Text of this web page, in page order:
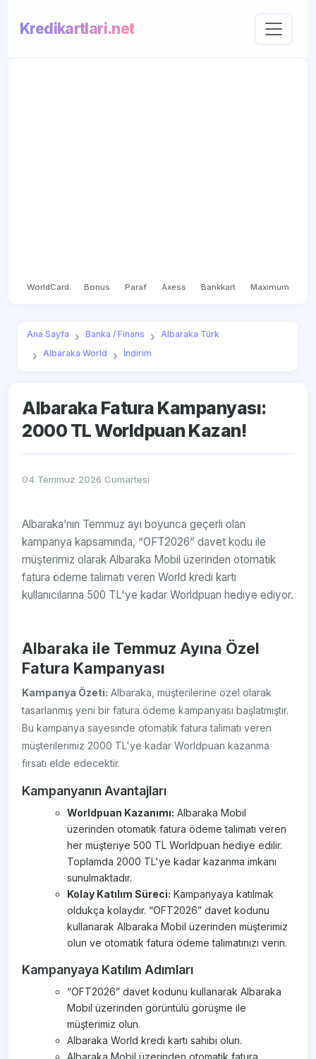
Kredikartlari.net
WorldCard Bonus Paraf Axess Bankkart Maximum
Ana Sayfa Banka / Finans
Albaraka Türk
Albaraka World
İndirim
Albaraka Fatura Kampanyası:
2000 TL Worldpuan Kazan!
04 Temmuz 2026 Cumartesi
Albaraka’nın Temmuz ayı boyunca geçerli olan
kampanya kapsamında, “OFT2026” davet kodu ile
müşterimiz olarak Albaraka Mobil üzerinden otomatik
fatura ödeme talimatı veren World kredi kartı
kullanıcılarına 500 TL'ye kadar Worldpuan hediye ediyor.
Albaraka ile Temmuz Ayına Özel
Fatura Kampanyası
Kampanya Özeti: Albaraka, müşterilerine özel olarak
tasarlanmış yeni bir fatura ödeme kampanyası başlatmıştır.
Bu kampanya sayesinde otomatik fatura talimatı veren
müşterilerimiz 2000 TL'ye kadar Worldpuan kazanma
fırsatı elde edecektir.
Kampanyanın Avantajları
Worldpuan Kazanımı: Albaraka Mobil
üzerinden otomatik fatura ödeme talimatı veren
her müşteriye 500 TL Worldpuan hediye edilir.
Toplamda 2000 TL'ye kadar kazanma imkanı
sunulmaktadır.
Kolay Katılım Süreci: Kampanyaya katılmak
oldukça kolaydır. “OFT2026” davet kodunu
kullanarak Albaraka Mobil üzerinden müşterimiz
olun ve otomatik fatura ödeme talimatınızı verin.
Kampanyaya Katılım Adımları
“OFT2026” davet kodunu kullanarak Albaraka
Mobil üzerinden görüntülü görüşme ile
müşterimiz olun.
Albaraka World kredi kartı sahibi olun.